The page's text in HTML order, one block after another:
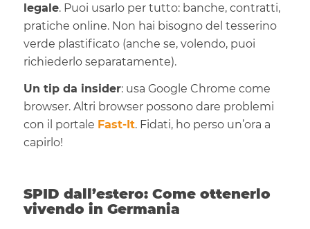
legale. Puoi usarlo per tutto: banche, contratti,
pratiche online. Non hai bisogno del tesserino
verde plastificato (anche se, volendo, puoi
richiederlo separatamente).
Un tip da insider: usa Google Chrome come
browser. Altri browser possono dare problemi
con il portale Fast-It. Fidati, ho perso un’ora a
capirlo!
SPID dall’estero: Come ottenerlo
vivendo in Germania